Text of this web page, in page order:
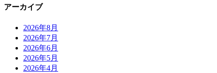
アーカイブ
2026年8月
2026年7月
2026年6月
2026年5月
2026年4月